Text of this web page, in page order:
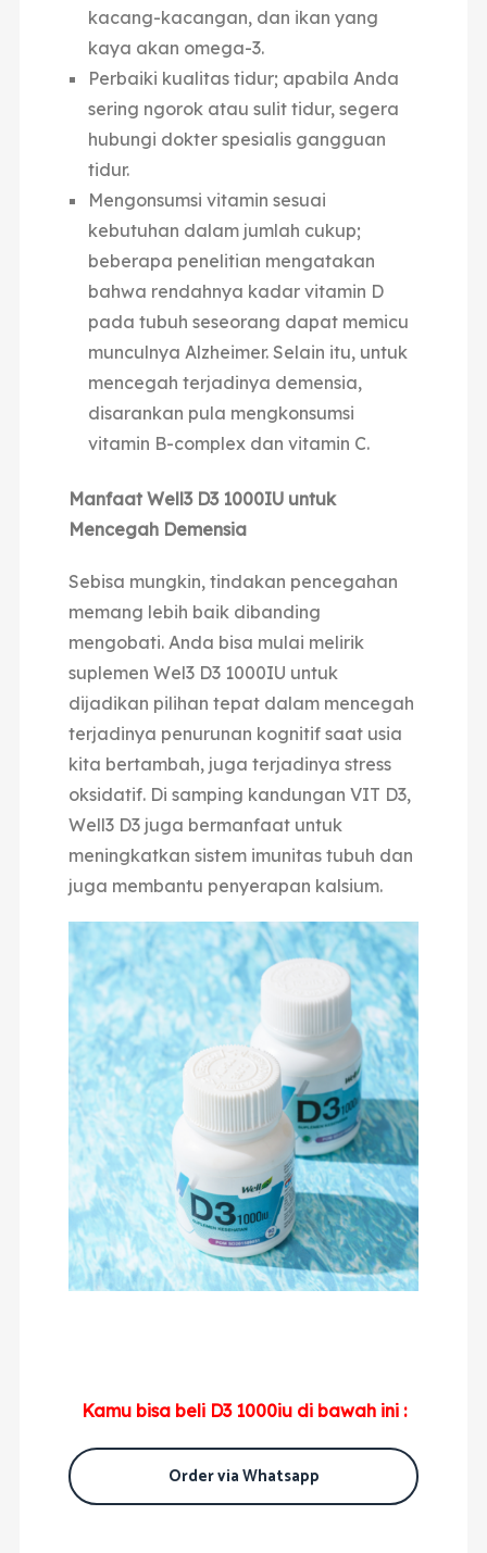
kacang-kacangan, dan ikan yang
kaya akan omega-3.
Perbaiki kualitas tidur; apabila Anda
sering ngorok atau sulit tidur, segera
hubungi dokter spesialis gangguan
tidur.
Mengonsumsi vitamin sesuai
kebutuhan dalam jumlah cukup;
beberapa penelitian mengatakan
bahwa rendahnya kadar vitamin D
pada tubuh seseorang dapat memicu
munculnya Alzheimer. Selain itu, untuk
mencegah terjadinya demensia,
disarankan pula mengkonsumsi
vitamin B-complex dan vitamin C.
Manfaat Well3 D3 1000IUuntuk
Mencegah Demensia
Sebisa mungkin, tindakan pencegahan
memang lebih baik dibanding
mengobati. Anda bisa mulai melirik
suplemen Wel3 D3 1000IU untuk
dijadikan pilihan tepat dalam mencegah
terjadinya penurunan kognitif saat usia
kita bertambah, juga terjadinya stress
oksidatif. Di samping kandungan VIT D3,
Well3 D3 juga bermanfaat untuk
meningkatkan sistem imunitas tubuh dan
juga membantu penyerapan kalsium.
Kamu bisa beli D3 1000iu di bawah ini :
Order via Whatsapp